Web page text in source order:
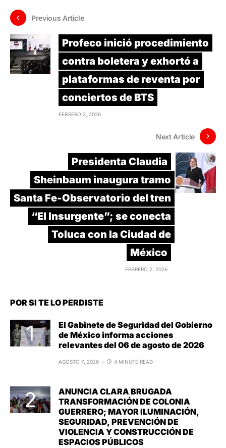
Previous Article
Profeco inició procedimiento
contra boletera y exhortó a
plataformas de reventa por
conciertos de BTS
FEBRERO 2, 2026
Next Article
Presidenta Claudia
Sheinbaum inaugura tramo
Santa Fe-Observatorio del tren
“El Insurgente”; se conecta
Toluca con la Ciudad de
México
FEBRERO 2, 2026
POR SI TE LO PERDISTE
El Gabinete de Seguridad del Gobierno
de México informa acciones
relevantes del 06 de agosto de 2026
AGOSTO 7, 2026 4 MINUTE READ
ANUNCIA CLARA BRUGADA
TRANSFORMACIÓN DE COLONIA
GUERRERO; MAYOR ILUMINACIÓN,
SEGURIDAD, PREVENCIÓN DE
VIOLENCIA Y CONSTRUCCIÓN DE
ESPACIOS PÚBLICOS